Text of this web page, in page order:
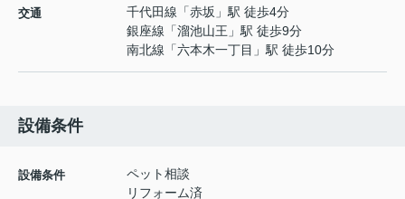
交通 千代田線 「赤坂 」駅 徒歩4分
銀座線 「溜池山王 」駅 徒歩9分
南北線 「六本木一丁目 」駅 徒歩10分
設備条件
設備条件
ペット相談
リフォーム済